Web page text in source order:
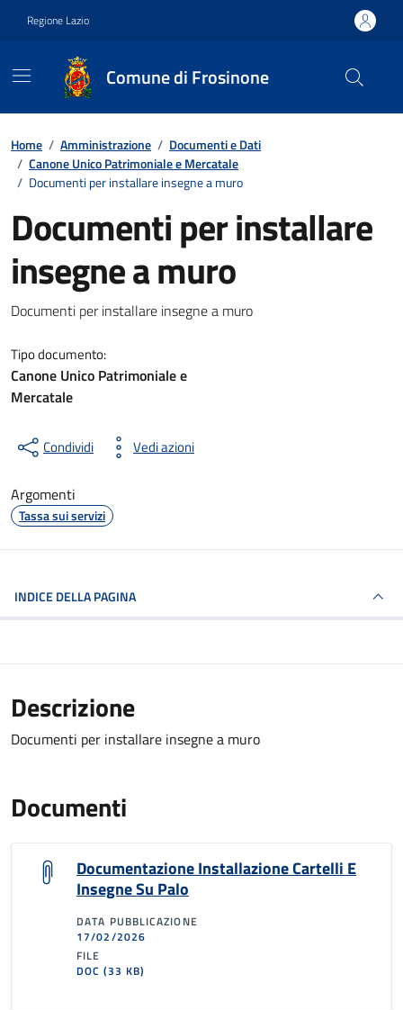
Regione Lazio
Comune di Frosinone
Contenuti in evidenza
Home / Amministrazione / Documenti e Dati
/ Canone Unico Patrimoniale e Mercatale
/ Documenti per installare insegne a muro
Documenti per installare
insegne a muro
Dettagli del documento
Documenti per installare insegne a muro
Tipo documento:
Canone Unico Patrimoniale e
Mercatale
Condividi Vedi azioni
Argomenti
Tassa sui servizi
INDICE DELLA PAGINA
Descrizione
Documenti per installare insegne a muro
Documenti
Documentazione Installazione Cartelli E
Insegne Su Palo
DATA PUBBLICAZIONE
17/02/2026
FILE
DOC(33 KB)